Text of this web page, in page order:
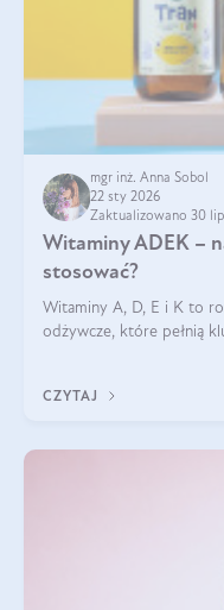
mgr inż. Anna Sobol
22 sty 2026
Zaktualizowano 30
Witaminy ADEK –
stosować?
Witaminy A, D, E i K to
odżywcze, które pełnią
CZYTAJ